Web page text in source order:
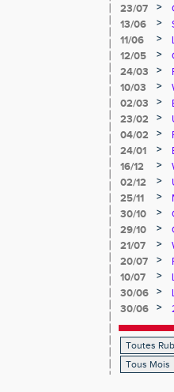
23/07 >
13/06
>
11/06
>
12/05
>
24/03
>
10/03
>
02/03
>
23/02
>
04/02
>
24/01
>
16/12
>
02/12
>
25/11
>
30/10
>
29/10 >
21/07
>
20/07
>
10/07
>
30/06
>
30/06
>